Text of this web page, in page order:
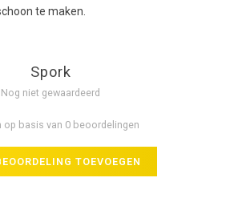
te maken.
Spork
Nog niet gewaardeerd
op basis van 0 beoordelingen
TOEVOEGEN